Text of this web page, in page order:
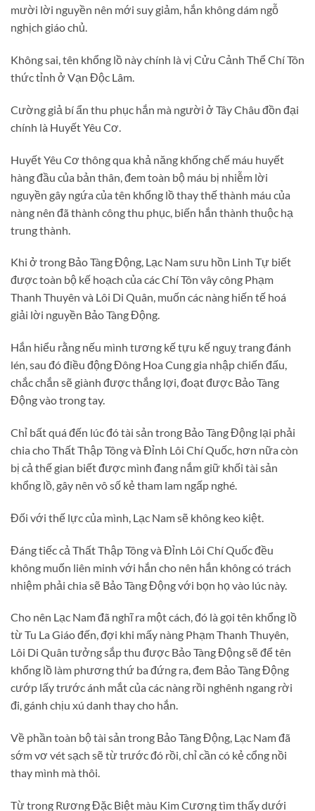
mười lời nguyền nên mới suy giảm, hắn không dám ngỗ
nghịch giáo chủ.
Không sai, tên khổng lồ này chính là vị Cửu Cảnh Thể Chí Tôn
thức tỉnh ở Vạn Độc Lâm.
Cường giả bí ẩn thu phục hắn mà người ở Tây Châu đồn đại
chính là Huyết Yêu Cơ.
Huyết Yêu Cơ thông qua khả năng khống chế máu huyết
hàng đầu của bản thân, đem toàn bộ máu bị nhiễm lời
nguyền gây ngứa của tên khổng lồ thay thế thành máu của
nàng nên đã thành công thu phục, biến hắn thành thuộc hạ
trung thành.
Khi ở trong Bảo Tàng Động, Lạc Nam sưu hồn Linh Tự biết
được toàn bộ kế hoạch của các Chí Tôn vây công Phạm
Thanh Thuyên và Lôi Di Quân, muốn các nàng hiến tế hoá
giải lời nguyền Bảo Tàng Động.
Hắn hiểu rằng nếu mình tương kế tựu kế nguỵ trang đánh
lén, sau đó điều động Đông Hoa Cung gia nhập chiến đấu,
chắc chắn sẽ giành được thắng lợi, đoạt được Bảo Tàng
Động vào trong tay.
Chỉ bất quá đến lúc đó tài sản trong Bảo Tàng Động lại phải
chia cho Thất Thập Tông và Đỉnh Lôi Chí Quốc, hơn nữa còn
bị cả thế gian biết được mình đang nắm giữ khối tài sản
khổng lồ, gây nên vô số kẻ tham lam ngấp nghé.
Đối với thế lực của mình, Lạc Nam sẽ không keo kiệt.
Đáng tiếc cả Thất Thập Tông và Đỉnh Lôi Chí Quốc đều
không muốn liên minh với hắn cho nên hắn không có trách
nhiệm phải chia sẽ Bảo Tàng Động với bọn họ vào lúc này.
Cho nên Lạc Nam đã nghĩ ra một cách, đó là gọi tên khổng lồ
từ Tu La Giáo đến, đợi khi mấy nàng Phạm Thanh Thuyên,
Lôi Di Quân tưởng sắp thu được Bảo Tàng Động sẽ để tên
khổng lồ làm phương thứ ba đứng ra, đem Bảo Tàng Động
cướp lấy trước ánh mắt của các nàng rồi nghênh ngang rời
đi, gánh chịu xú danh thay cho hắn.
Về phần toàn bộ tài sản trong Bảo Tàng Động, Lạc Nam đã
sớm vơ vét sạch sẽ từ trước đó rồi, chỉ cần có kẻ cổng nồi
thay mình mà thôi.
Từ trong Rương Đặc Biệt màu Kim Cương tìm thấy dưới